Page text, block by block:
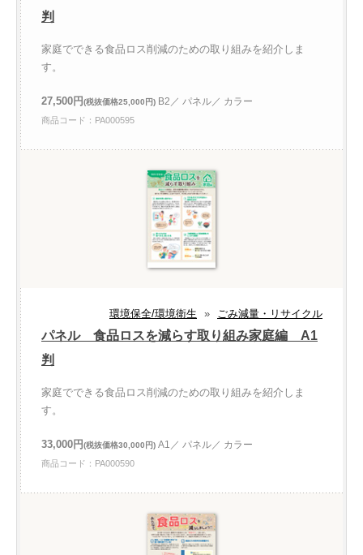
判
家庭でできる食品ロス削減のための取り組みを紹介しま
す。
27,500円(税抜価格25,000円) B2／ パネル／ カラー
商品コード：PA000595
環境保全/環境衛生 » ごみ減量・リサイクル
パネル 食品ロスを減らす取り組み家庭編 A1
判
家庭でできる食品ロス削減のための取り組みを紹介しま
す。
33,000円(税抜価格30,000円) A1／ パネル／ カラー
商品コード：PA000590